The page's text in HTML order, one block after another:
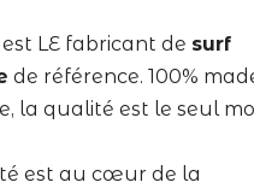
LE fabricant de surf
de référence. 100%
la qualité est le seul
est au cœur de la